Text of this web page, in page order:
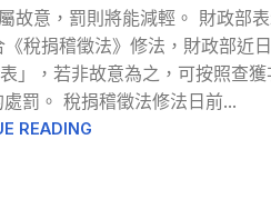
故意，罰則將能減輕。 財政部表
稅捐稽徵法》修法，財政部近
」，若非故意為之，可按照查
罰。 稅捐稽徵法修法日前...
READING